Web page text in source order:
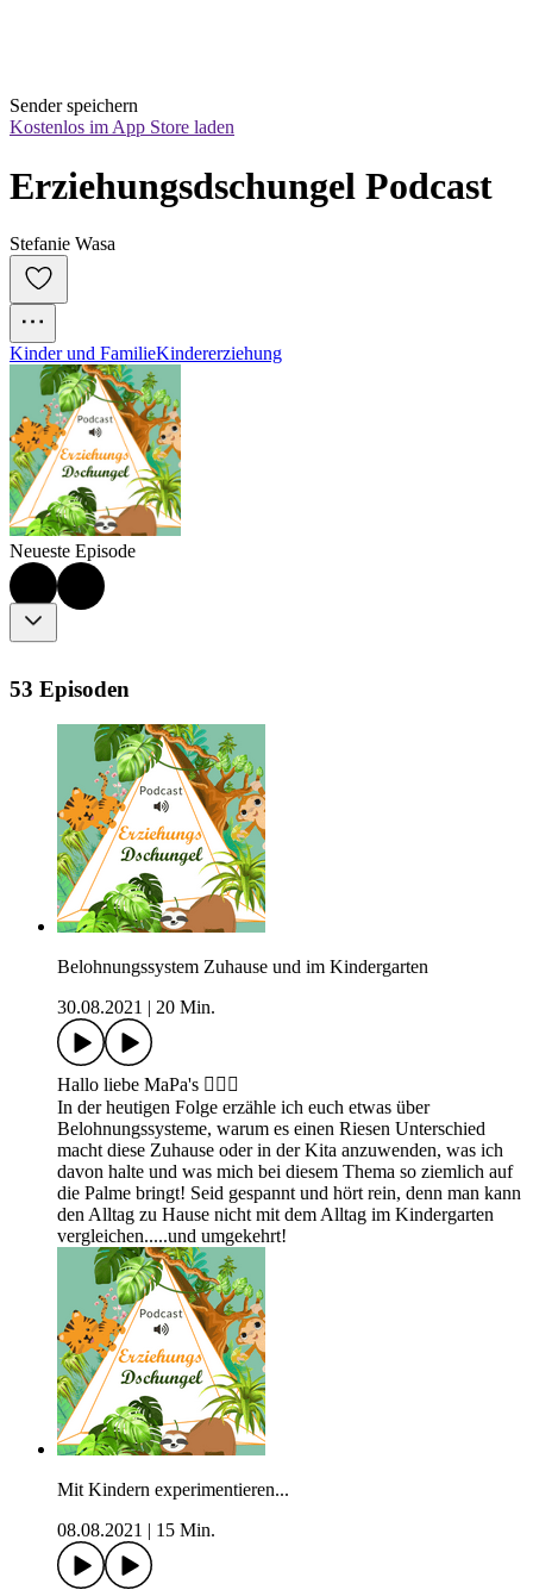
Sender speichern
Kostenlos im App Store laden
Erziehungsdschungel Podcast
Stefanie Wasa
Kinder und FamilieKindererziehung
Neueste Episode
53 Episoden
Belohnungssystem Zuhause und im Kindergarten
30.08.2021
20 Min.
Hallo liebe MaPa's 🙋🏼‍♀️
In der heutigen Folge erzähle ich euch etwas über
Belohnungssysteme, warum es einen Riesen Unterschied
macht diese Zuhause oder in der Kita anzuwenden, was ich
davon halte und was mich bei diesem Thema so ziemlich auf
die Palme bringt! Seid gespannt und hört rein, denn man kann
den Alltag zu Hause nicht mit dem Alltag im Kindergarten
vergleichen.....und umgekehrt!
Mit Kindern experimentieren...
08.08.2021
15 Min.